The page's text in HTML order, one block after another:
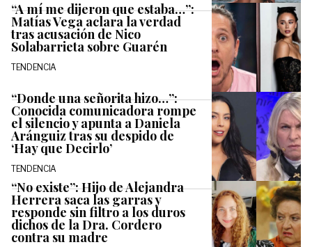
“A mí me dijeron que estaba…”:
Matías Vega aclara la verdad
tras acusación de Nico
Solabarrieta sobre Guarén
TENDENCIA
“Donde una señorita hizo…”:
Conocida comunicadora rompe
el silencio y apunta a Daniela
Aránguiz tras su despido de
‘Hay que Decirlo’
TENDENCIA
“No existe”: Hijo de Alejandra
Herrera saca las garras y
responde sin filtro a los duros
dichos de la Dra. Cordero
contra su madre